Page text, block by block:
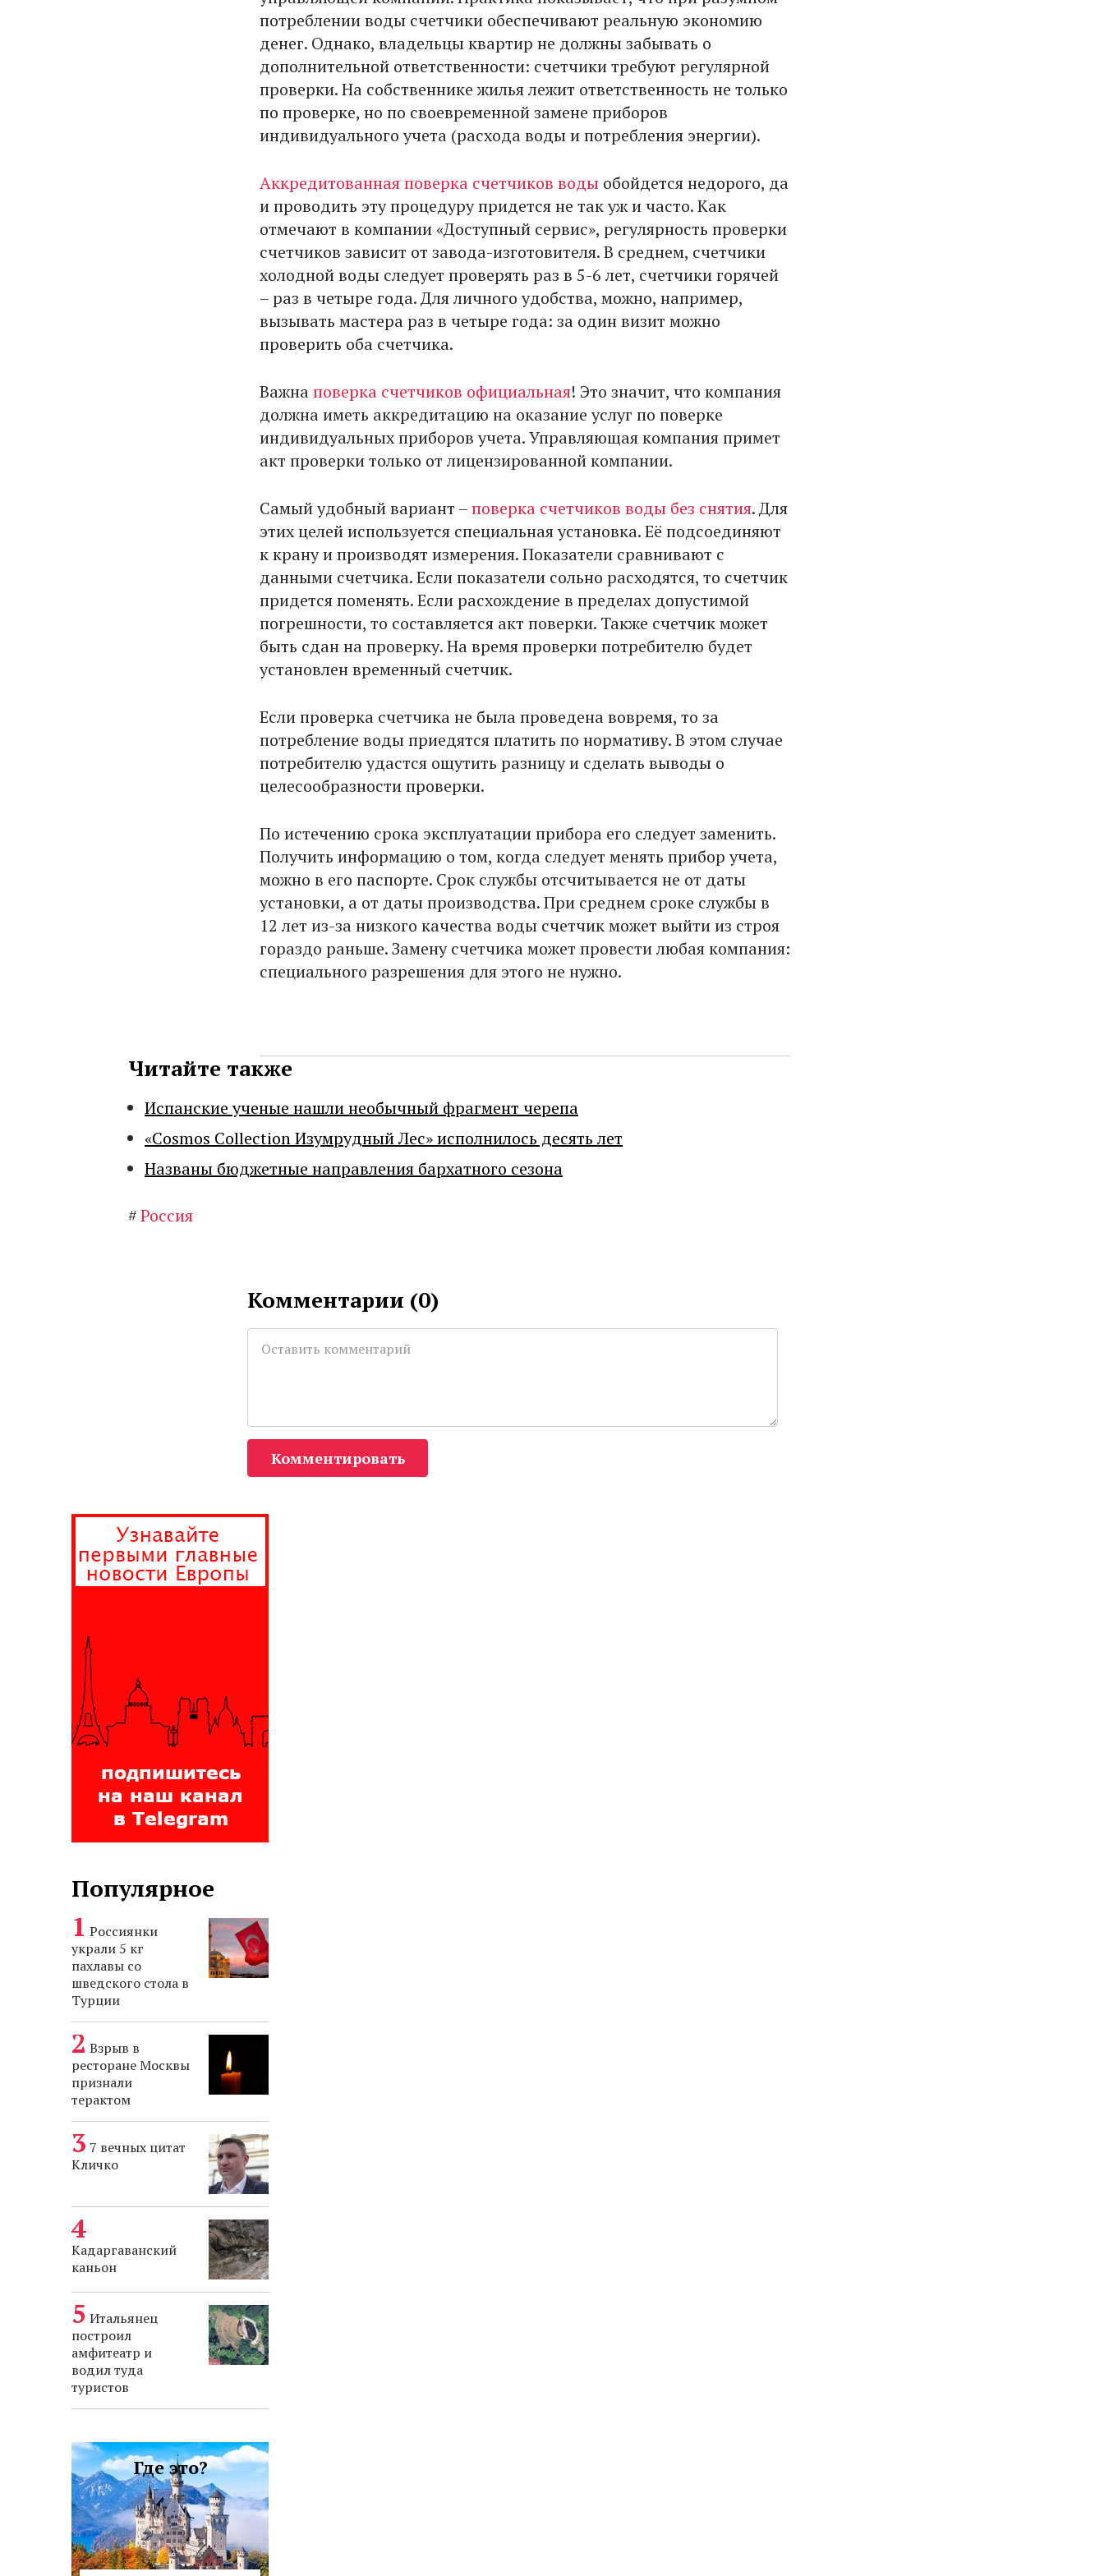
потреблении воды счетчики обеспечивают реальную экономию
денег. Однако, владельцы квартир не должны забывать о
дополнительной ответственности: счетчики требуют регулярной
проверки. На собственнике жилья лежит ответственность не только
по проверке, но по своевременной замене приборов
индивидуального учета (расхода воды и потребления энергии).
Аккредитованная поверка счетчиков воды обойдется недорого, да
и проводить эту процедуру придется не так уж и часто. Как
отмечают в компании «Доступный сервис», регулярность проверки
счетчиков зависит от завода-изготовителя. В среднем, счетчики
холодной воды следует проверять раз в 5-6 лет, счетчики горячей
– раз в четыре года. Для личного удобства, можно, например,
вызывать мастера раз в четыре года: за один визит можно
проверить оба счетчика.
Важнаповерка счетчиков официальная! Это значит, что компания
должна иметь аккредитацию на оказание услуг по поверке
индивидуальных приборов учета. Управляющая компания примет
акт проверки только от лицензированной компании.
Самый удобный вариант –поверка счетчиков воды без снятия. Для
этих целей используется специальная установка. Её подсоединяют
к крану и производят измерения. Показатели сравнивают с
данными счетчика. Если показатели сольно расходятся, то счетчик
придется поменять. Если расхождение в пределах допустимой
погрешности, то составляется акт поверки. Также счетчик может
быть сдан на проверку. На время проверки потребителю будет
установлен временный счетчик.
Если проверка счетчика не была проведена вовремя, то за
потребление воды приедятся платить по нормативу. В этом случае
потребителю удастся ощутить разницу и сделать выводы о
целесообразности проверки.
По истечению срока эксплуатации прибора его следует заменить.
Получить информацию о том, когда следует менять прибор учета,
можно в его паспорте. Срок службы отсчитывается не от даты
установки, а от даты производства. При среднем сроке службы в
12 лет из-за низкого качества воды счетчик может выйти из строя
гораздо раньше. Замену счетчика может провести любая компания:
специального разрешения для этого не нужно.
Читайте также
Испанские ученые нашли необычный фрагмент черепа
«Cosmos Collection Изумрудный Лес» исполнилось десять лет
Названы бюджетные направления бархатного сезона
#Россия
Комментарии (0)
Комментировать
Популярное
Россиянки
украли 5 кг
пахлавы со
шведского стола в
Турции
Взрыв в
ресторане Москвы
признали
терактом
7 вечных цитат
Кличко
Кадаргаванский
каньон
Итальянец
построил
амфитеатр и
водил туда
туристов
Где это?